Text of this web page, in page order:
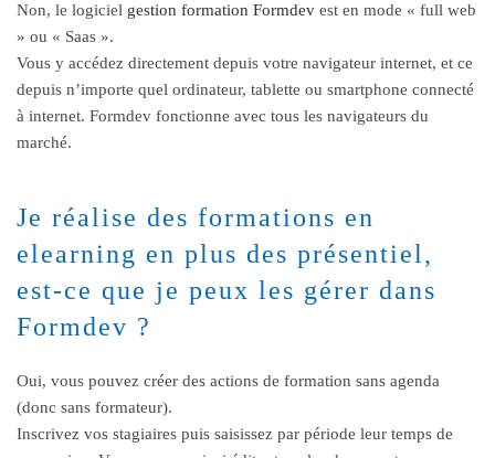
Non, le logiciel gestion formation Formdev est en mode « full web
» ou « Saas ».
Vous y accédez directement depuis votre navigateur internet, et ce
depuis n’importe quel ordinateur, tablette ou smartphone connecté
à internet. Formdev fonctionne avec tous les navigateurs du
marché.
Je réalise des formations en
elearning en plus des présentiel,
est-ce que je peux les gérer dans
Formdev ?
Oui, vous pouvez créer des actions de formation sans agenda
(donc sans formateur).
Inscrivez vos stagiaires puis saisissez par période leur temps de